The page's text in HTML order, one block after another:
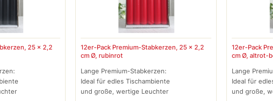
25 x 2,2
12er-Pack Premium-Stabkerzen, 25 x 2,2
cm Ø, rubinrot
Lange Premium-Stabkerzen:
Ideal für edles Tischambiente
und große, wertige Leuchter
12er-Pack
cm Ø, altrot-
Lange
Ideal für
und große,